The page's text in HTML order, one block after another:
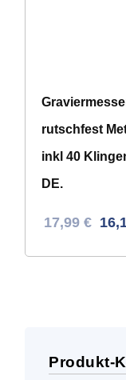
rutschfest
inkl 40
DE.
17,99 €
Produkt-